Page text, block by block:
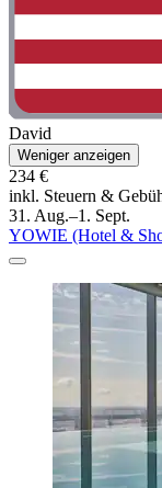
David
Weniger anzeigen
234 €
inkl. Steuern &
31. Aug.–1. Sept.
YOWIE (Hotel &